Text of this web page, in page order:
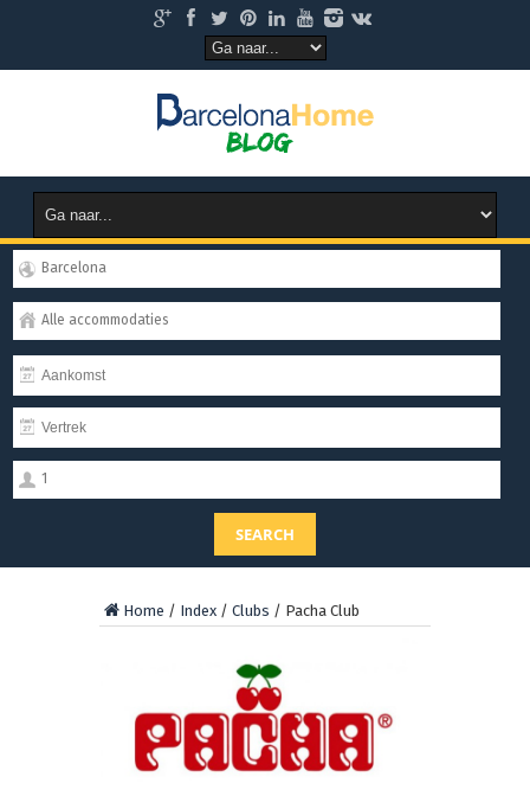
Barcelona
Alle accommodaties
1
SEARCH
Home / Index / Clubs / Pacha Club